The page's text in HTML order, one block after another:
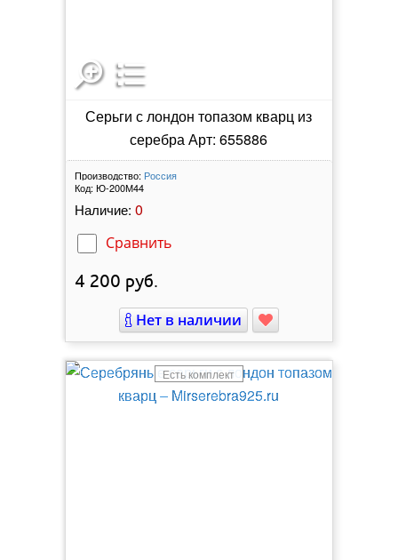
Серьги с лондон топазом кварц из
серебра Арт: 655886
Производство: Россия
Код: Ю-200М44
Наличие: 0
Сравнить
4 200 руб.
Нет в наличии
Есть комплект